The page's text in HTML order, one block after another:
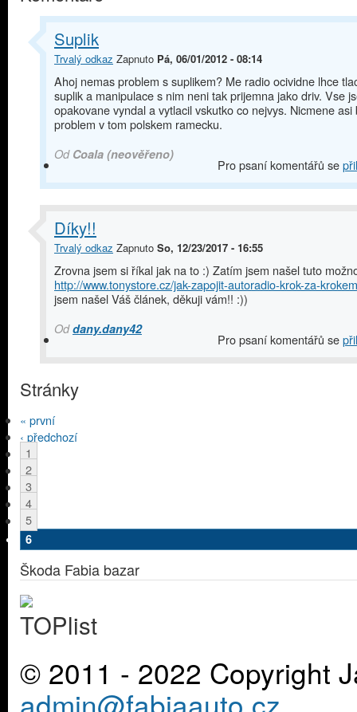
Suplik
Trvalý odkaz Zapnuto Pá, 06/01/2012 - 08:14
Ahoj nemas problem s suplikem? Me radio ocividne lhce
suplik a manipulace s nim neni tak prijemna jako driv. Vse
opakovane vyndal a vytlacil vskutko co nejvys. Nicmene asi
problem v tom polskem ramecku.
Od Coala (neověřeno)
Pro psaní komentářů se
Díky!!
Trvalý odkaz Zapnuto So, 12/23/2017 - 16:55
Zrovna jsem si říkal jak na to :) Zatím jsem našel tuto
http://www.tonystore.cz/jak-zapojit-autoradio-krok-za-krokem
jsem našel Váš článek, děkuji vám!! :))
Oddany.dany42
Pro psaní komentářů se
Stránky
« první
‹ předchozí
1
2
3
4
5
6
Škoda Fabia bazar
© 2011 - 2022 Copyright